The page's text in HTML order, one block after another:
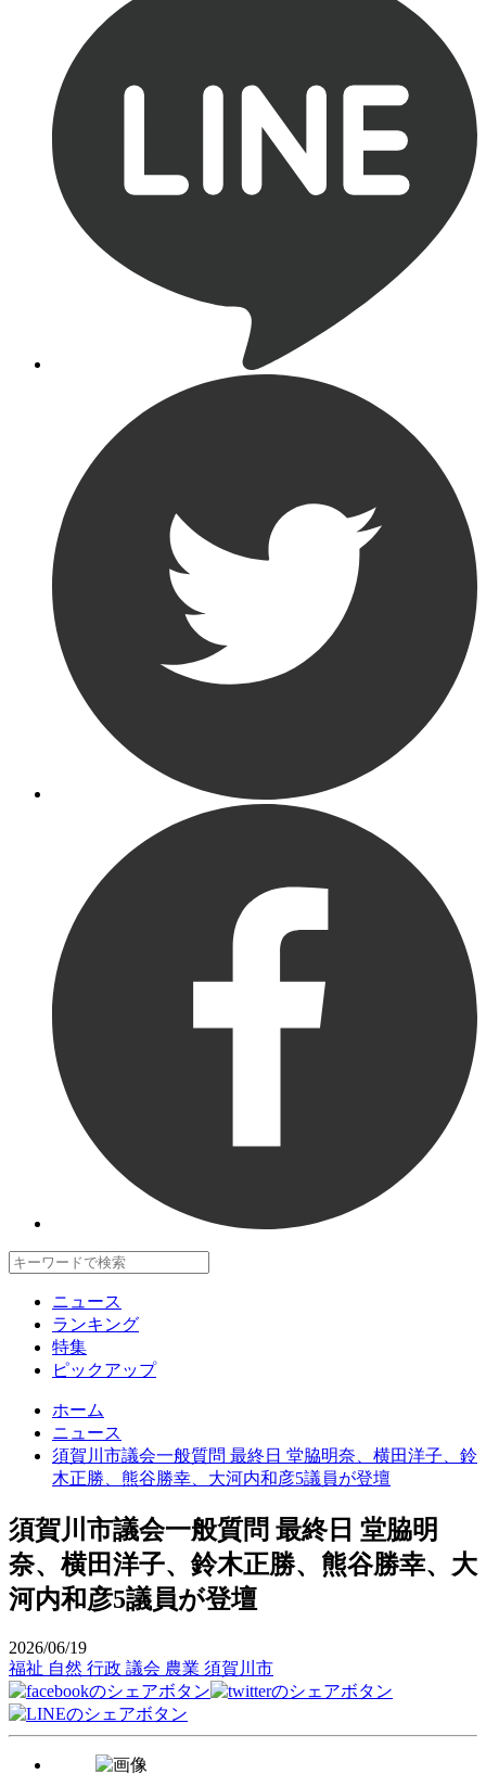
ニュース
ランキング
特集
ピックアップ
ホーム
ニュース
須賀川市議会一般質問 最終日 堂脇明奈、横田洋子、鈴
木正勝、熊谷勝幸、大河内和彦5議員が登壇
須賀川市議会一般質問 最終日 堂脇明
奈、横田洋子、鈴木正勝、熊谷勝幸、大
河内和彦5議員が登壇
2026/06/19
福祉 自然 行政 議会 農業 須賀川市